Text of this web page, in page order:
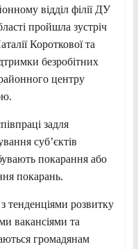
відділ філії ДУ
пройшла зустріч
Короткової та
безробітних
центру
задля
суб’єктів
покарання або
покарань.
тенденціями розвитку
вакансіями та
громадянам